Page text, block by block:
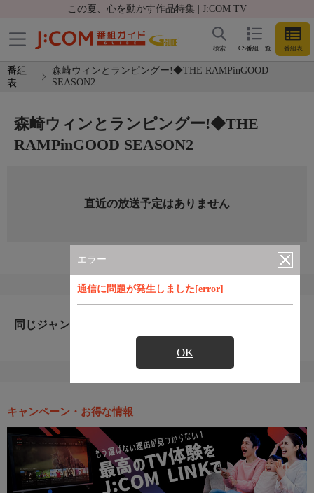
この夏、心を動かす作品特集 | J:COM TV
CS番組一覧 番組表
検索
番組
表
森崎ウィンとランピングー!◆THE RAMPinGOOD
SEASON2
エラー
通信に問題が発生しました[error]
OK
森崎ウィンとランピングー!◆THE
RAMPinGOOD SEASON2
直近の放送予定はありません
同じジャンルのおすすめ番組
キャンペーン・お得な情報